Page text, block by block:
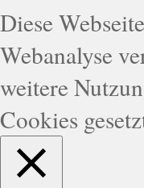
Diese
Webanalyse
weitere
Cookies